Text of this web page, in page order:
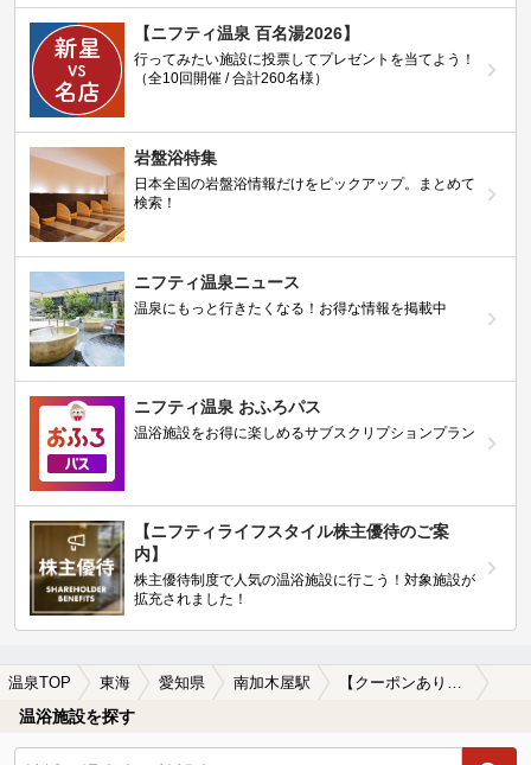
【ニフティ温泉 百名湯2026】
行ってみたい施設に投票してプレゼントを当てよう！
（全10回開催 / 合計260名様）
岩盤浴特集
日本全国の岩盤浴情報だけをピックアップ。まとめて
検索！
ニフティ温泉ニュース
温泉にもっと行きたくなる！お得な情報を掲載中
ニフティ温泉 おふろパス
温浴施設をお得に楽しめるサブスクリプションプラン
【ニフティライフスタイル株主優待のご案
内】
株主優待制度で人気の温浴施設に行こう！対象施設が
拡充されました！
温泉TOP 東海 愛知県 南加木屋駅 【クーポンあり】水風呂が楽しめる南加木屋駅近くの温泉、日帰り温泉、スーパー銭湯おすすめ
温浴施設を探す